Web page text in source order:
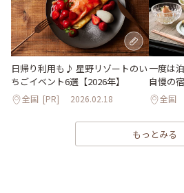
日帰り利用も♪ 星野リゾートのい
ちごイベント6選【2026年】
全国 [PR] 2026.02.18
一度は
自慢の
全国
もっとみる